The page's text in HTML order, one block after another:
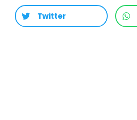
Twitter